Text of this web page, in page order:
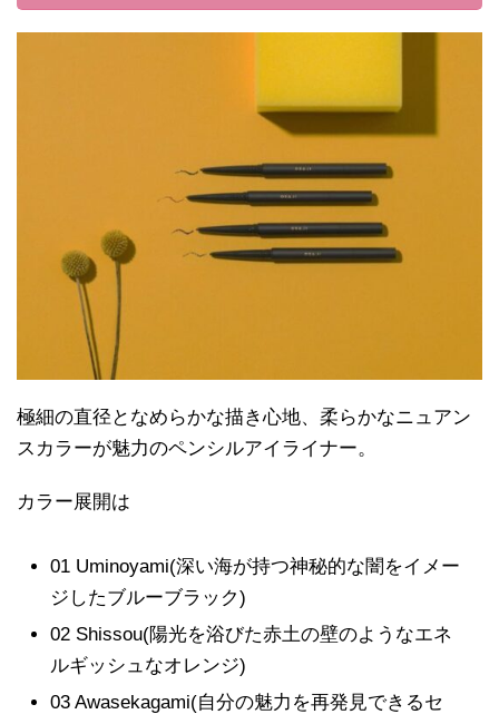
極細の直径となめらかな描き心地、柔らかなニュアン
スカラーが魅力のペンシルアイライナー。
カラー展開は
01 Uminoyami(深い海が持つ神秘的な闇をイメー
ジしたブルーブラック)
02 Shissou(陽光を浴びた赤土の壁のようなエネ
ルギッシュなオレンジ)
03 Awasekagami(自分の魅力を再発見できるセ